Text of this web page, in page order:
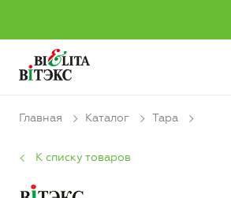
Главная Каталог Тара
К списку товаров